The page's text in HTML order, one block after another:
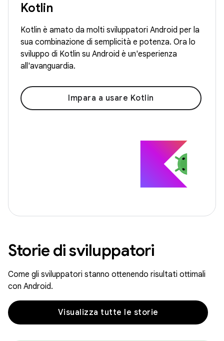
Kotlin
Kotlin è amato da molti sviluppatori Android per la
sua combinazione di semplicità e potenza. Ora lo
sviluppo di Kotlin su Android è un'esperienza
all'avanguardia.
Impara a usare Kotlin
Storie di sviluppatori
Come gli sviluppatori stanno ottenendo risultati ottimali
con Android.
Visualizza tutte le storie